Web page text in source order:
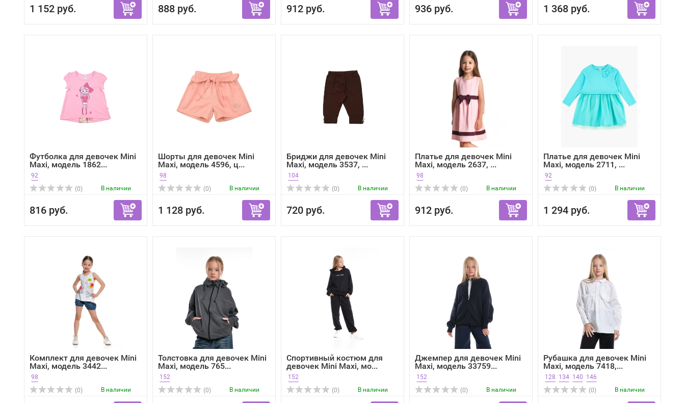
1 152 руб. 888 руб. 912 руб. 936 руб. 1 368 руб.
Футболка для девочек Mini
Maxi, модель 1862...
92
(0)
В наличии
816 руб.
Шорты для девочек Mini
Maxi, модель 4596, ц...
98
(0)
В наличии
1 128 руб.
Бриджи для девочек Mini
Maxi, модель 3537, ...
104
(0)
В наличии
720 руб.
Платье для девочек Mini
Maxi, модель 2637, ...
98
(0)
В наличии
912 руб.
Платье для девочек Mini
Maxi, модель 2711, ...
92
(0)
В наличии
1 294 руб.
Комплект для девочек Mini
Maxi, модель 3442...
98
(0)
В наличии
Толстовка для девочек Mini
Maxi, модель 765...
152
(0)
В наличии
Спортивный костюм для
девочек Mini Maxi, мо...
152
(0)
В наличии
Джемпер для девочек Mini
Maxi, модель 33759...
152
(0)
В наличии
Рубашка для девочек Mini
Maxi, модель 7418,...
128 134 140 146
(0)
В наличии